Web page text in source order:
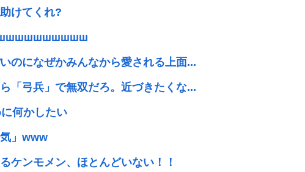
けてくれ?
のになぜかみんなから愛される上面...
「弓兵」で無双だろ。近づきたくな...
何かしたい
」www
ケンモメン、ほとんどいない！！